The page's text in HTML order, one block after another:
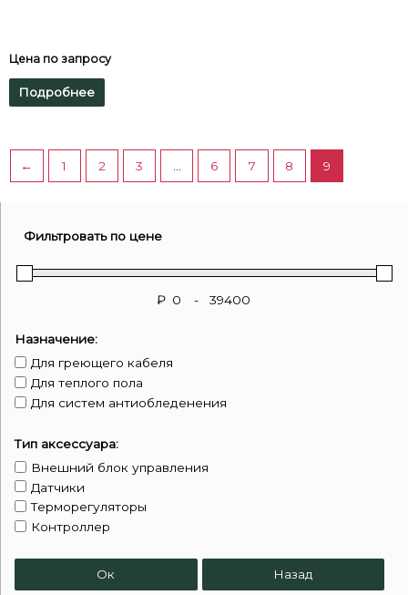
Цена по запросу
Подробнее
← 1 2 3 6 7 8 9
Фильтровать по цене
₽ -
Назначение:
Для греющего кабеля
Для теплого пола
Для систем антиобледенения
Тип аксессуара:
Внешний блок управления
Датчики
Терморегуляторы
Контроллер
Ок Назад